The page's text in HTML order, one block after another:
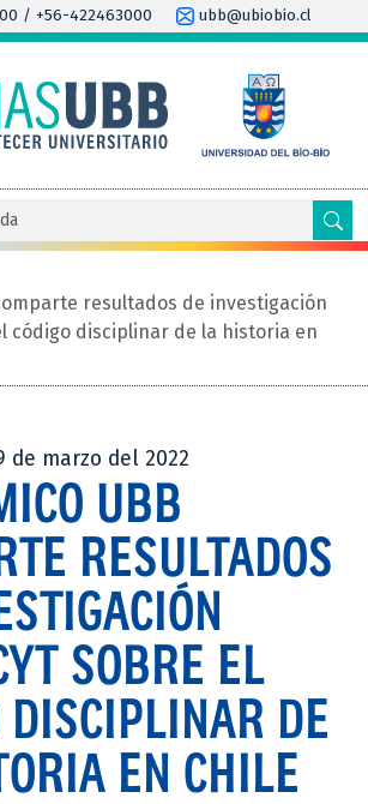
/ +56-422463000 ubb@ubiobio.cl
resultados de investigación
código disciplinar de la historia en
de marzo del 2022
UBB
RESULTADOS
SOBRE EL
DISCIPLINAR DE
EN CHILE